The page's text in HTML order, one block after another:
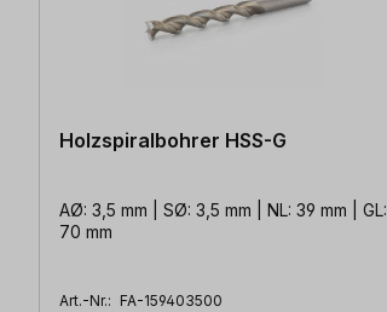
Holzspiralbohrer HSS-G
AØ: 3,5 mm | SØ: 3,5 mm | NL: 39 mm | GL:
70 mm
Art.-Nr.: FA-159403500